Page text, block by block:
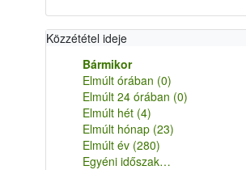
Közzététel ideje
Bármikor
Elmúlt órában (0)
Elmúlt 24 órában (0)
Elmúlt hét (4)
Elmúlt hónap (23)
Elmúlt év (280)
Egyéni időszak…